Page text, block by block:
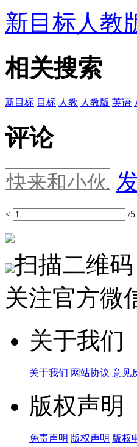
新目标人教
相关搜索
新目标 目标 人教 人教版 英语
评论
< /5
扫描二维码
关注官方微
关于我们
关于我们 网站协议 意见
版权声明
免责声明 版权声明 版权